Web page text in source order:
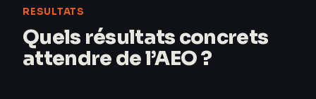
RESULTATS
Quels résultats concrets
attendre de l’AEO ?